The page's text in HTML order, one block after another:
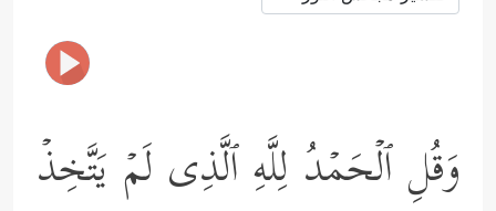
وَقُلِ ٱلۡحَمۡدُ لِلَّهِ ٱلَّذِی لَمۡ یَتَّخِذۡ